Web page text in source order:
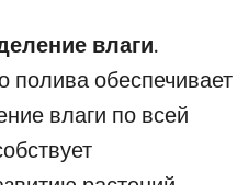
влаги.
полива обеспечивает
влаги по всей